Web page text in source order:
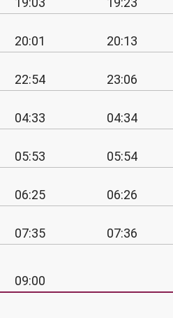
20:01 20:13
22:54 23:06
04:33 04:34
05:53 05:54
06:25 06:26
07:35 07:36
09:00